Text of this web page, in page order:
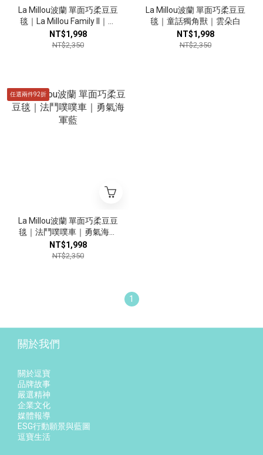
La Millou波蘭 單面巧柔豆豆
毯｜La Millou Family II｜粉
嫩糖果綠
NT$1,998
NT$2,350
La Millou波蘭 單面巧柔豆豆
毯｜童話獨角獸｜雲朵白
NT$1,998
NT$2,350
任選兩件92折
La Millou波蘭 單面巧柔豆豆
毯｜法鬥噗噗車｜勇氣海軍
藍
NT$1,998
NT$2,350
1
關於我們
關於逗寶
品牌故事
嚴選精神
企業文化
媒體報導
ESG行動願景與藍圖
逗寶生活